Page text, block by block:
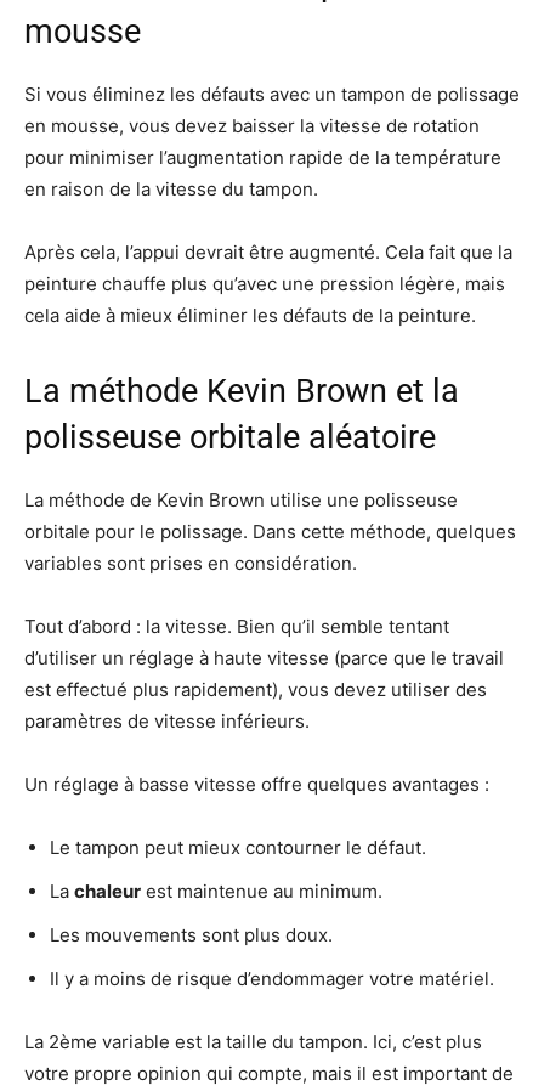
mousse
Si vous éliminez les défauts avec un tampon de polissage
en mousse, vous devez baisser la vitesse de rotation
pour minimiser l’augmentation rapide de la température
en raison de la vitesse du tampon.
Après cela, l’appui devrait être augmenté. Cela fait que la
peinture chauffe plus qu’avec une pression légère, mais
cela aide à mieux éliminer les défauts de la peinture.
La méthode Kevin Brown et la
polisseuse orbitale aléatoire
La méthode de Kevin Brown utilise une polisseuse
orbitale pour le polissage. Dans cette méthode, quelques
variables sont prises en considération.
Tout d’abord : la vitesse. Bien qu’il semble tentant
d’utiliser un réglage à haute vitesse (parce que le travail
est effectué plus rapidement), vous devez utiliser des
paramètres de vitesse inférieurs.
Un réglage à basse vitesse offre quelques avantages :
Le tampon peut mieux contourner le défaut.
La chaleur est maintenue au minimum.
Les mouvements sont plus doux.
Il y a moins de risque d’endommager votre matériel.
La 2ème variable est la taille du tampon. Ici, c’est plus
votre propre opinion qui compte, mais il est important de